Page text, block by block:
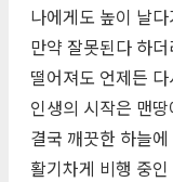
나에게도 높이 날
만약 잘못된다 하
떨어져도 언제든
인생의 시작은 맨
결국 깨끗한 하늘
활기차게 비행 중인